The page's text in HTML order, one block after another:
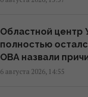
Россия срочно
своим
указал причину
Областной центр
полностью
ОВА назвали
6 августа 2026, 14:55